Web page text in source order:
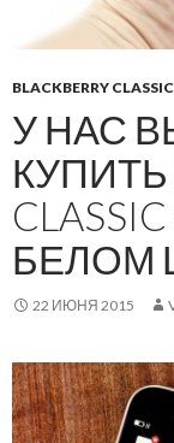
BLACKBERRY CLASSIC
У НАС
КУПИТЬ
БЕЛОМ
22 ИЮНЯ 2015